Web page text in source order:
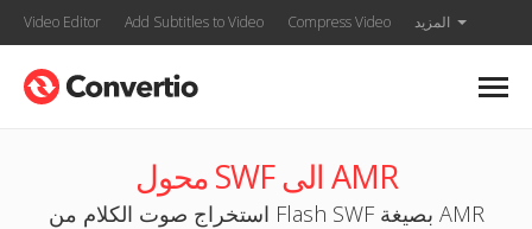
Video Editor Add Subtitles to Video Compress Video المزيد
محول SWF الى AMR
استخراج صوت الكلام من Flash SWF بصيغة AMR